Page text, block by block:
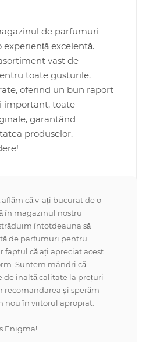
de parfumuri
excelentă.
vast de
toate gusturile.
oferind un bun raport
important, toate
garantând
produselor.
că v-ați bucurat de o
în magazinul nostru
întotdeauna să
de parfumuri pentru
faptul că ați apreciat acest
Suntem mândri că
de înaltă calitate la prețuri
recomandarea și sperăm
nou în viitorul apropiat.
Enigma!